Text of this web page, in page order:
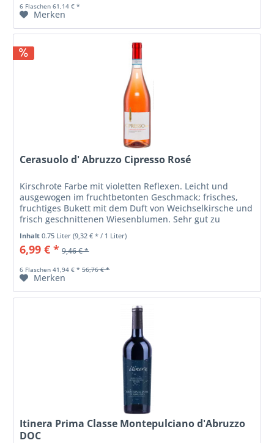
6 Flaschen 61,14 € *
Merken
Cerasuolo d' Abruzzo Cipresso Rosé
Kirschrote Farbe mit violetten Reflexen. Leicht und
ausgewogen im fruchtbetonten Geschmack; frisches,
fruchtiges Bukett mit dem Duft von Weichselkirsche und
frisch geschnittenen Wiesenblumen. Sehr gut zu
Vorspeisen mit Tomaten und zur...
Inhalt0.75 Liter(9,32 € * / 1 Liter)
6,99 € * 9,46 € *
6 Flaschen 41,94 € * 56,76 € *
Merken
Itinera Prima Classe Montepulciano d'Abruzzo
DOC